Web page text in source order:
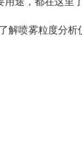
解喷雾粒度分析